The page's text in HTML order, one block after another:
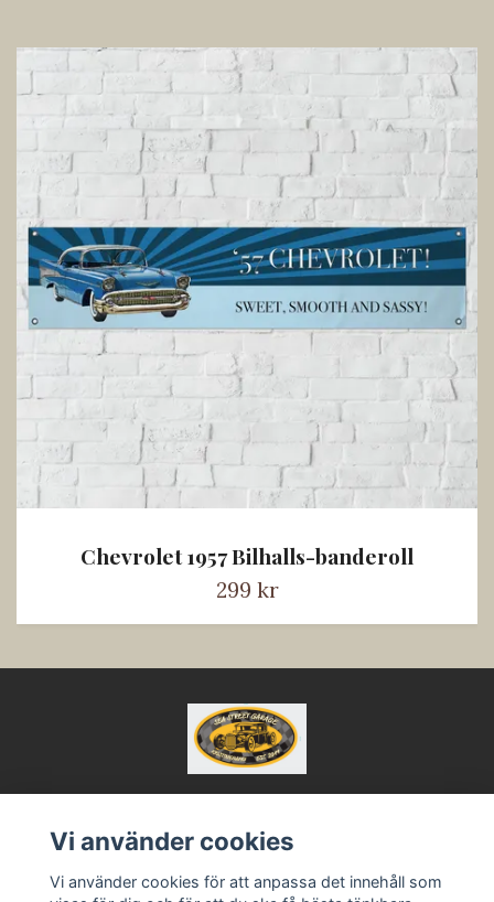
Chevrolet 1957 Bilhalls-banderoll
299 kr
Kontakt
Köpvillkor
Vi använder cookies
Vi använder cookies för att anpassa det innehåll som